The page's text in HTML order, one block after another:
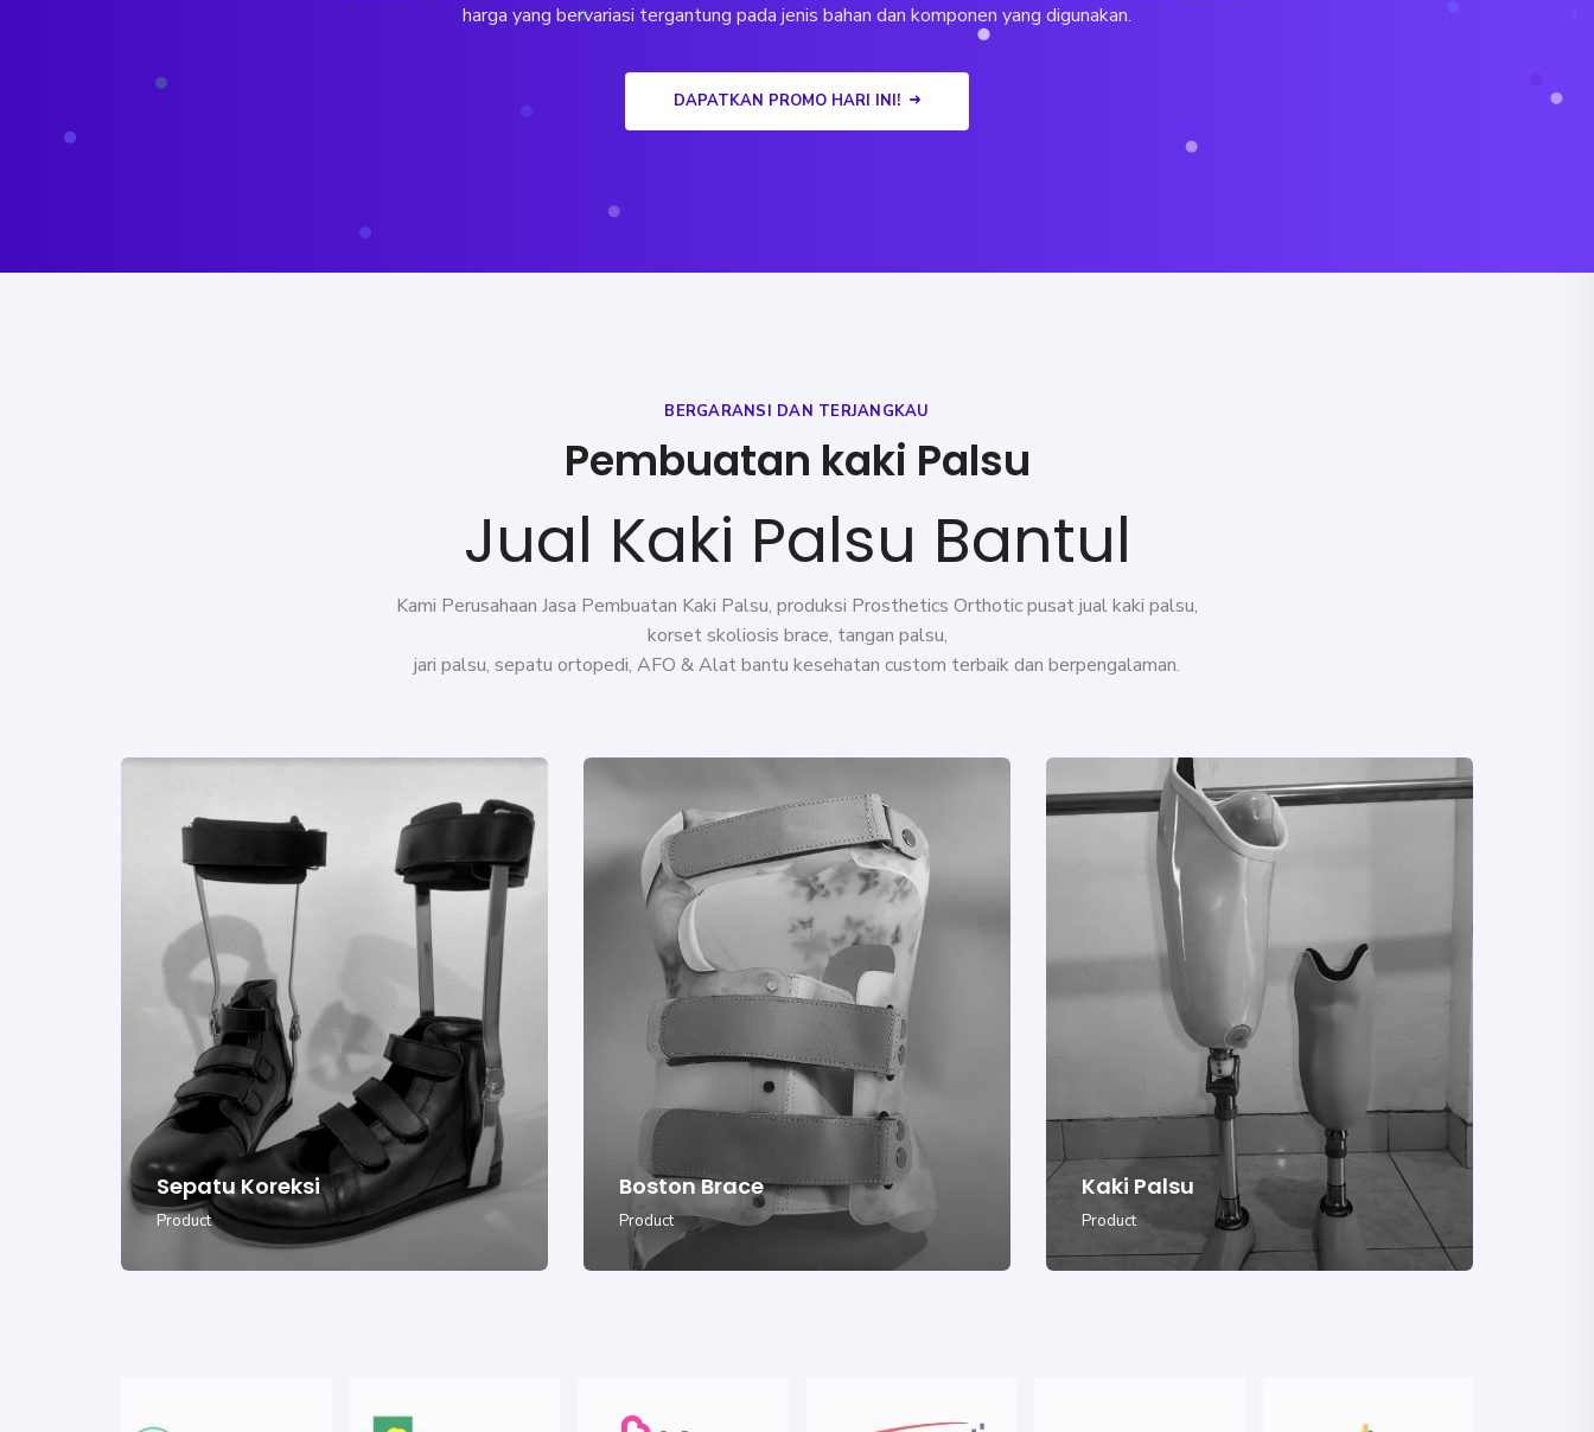
harga yang bervariasi tergantung pada jenis bahan dan komponen yang digunakan.
DAPATKAN PROMO HARI INI!
BERGARANSI DAN TERJANGKAU
Pembuatan kaki Palsu
Jual Kaki Palsu Bantul
Kami Perusahaan Jasa Pembuatan Kaki Palsu, produksi Prosthetics Orthotic pusat jual kaki palsu,
korset skoliosis brace, tangan palsu,
jari palsu, sepatu ortopedi, AFO &Alat bantu kesehatan custom terbaik dan berpengalaman.
Sepatu Koreksi
Product
Boston Brace
Product
Kaki Palsu
Product